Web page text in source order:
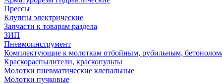
Прессы
Клуппы электрические
Запчасти к товарам раздела
ЗИП
Пневмоинструмент
Комплектующие к молоткам отбойным, рубильным,
Краскораспылители, краскопульты
Молотки пневматические клепальные
Молотки пучковые